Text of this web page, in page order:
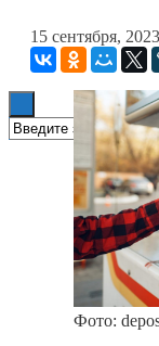
Книги
15 сентября,
Фото: